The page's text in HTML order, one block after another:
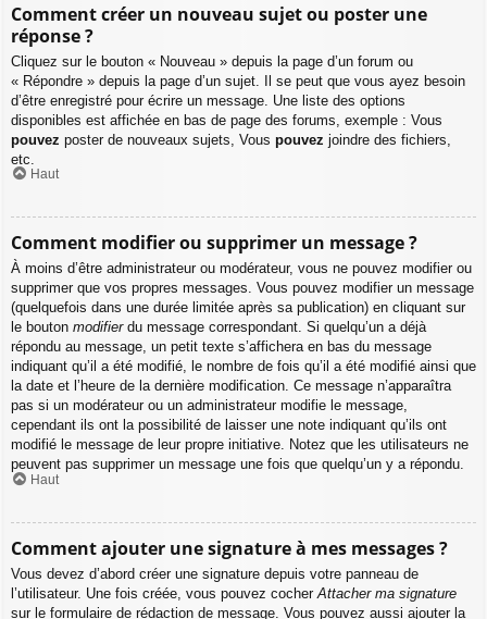
Comment créer un nouveau sujet ou poster une
réponse ?
Cliquez sur le bouton « Nouveau » depuis la page d’un forum ou
« Répondre » depuis la page d’un sujet. Il se peut que vous ayez besoin
d’être enregistré pour écrire un message. Une liste des options
disponibles est affichée en bas de page des forums, exemple : Vous
pouvez poster de nouveaux sujets, Vous pouvez joindre des fichiers,
etc.
Haut
Comment modifier ou supprimer un message ?
À moins d’être administrateur ou modérateur, vous ne pouvez modifier ou
supprimer que vos propres messages. Vous pouvez modifier un message
(quelquefois dans une durée limitée après sa publication) en cliquant sur
le bouton modifierdu message correspondant. Si quelqu’un a déjà
répondu au message, un petit texte s’affichera en bas du message
indiquant qu’il a été modifié, le nombre de fois qu’il a été modifié ainsi que
la date et l’heure de la dernière modification. Ce message n’apparaîtra
pas si un modérateur ou un administrateur modifie le message,
cependant ils ont la possibilité de laisser une note indiquant qu’ils ont
modifié le message de leur propre initiative. Notez que les utilisateurs ne
peuvent pas supprimer un message une fois que quelqu’un y a répondu.
Haut
Comment ajouter une signature à mes messages ?
Vous devez d’abord créer une signature depuis votre panneau de
l’utilisateur. Une fois créée, vous pouvez cocher Attacher ma signature
sur le formulaire de rédaction de message. Vous pouvez aussi ajouter la